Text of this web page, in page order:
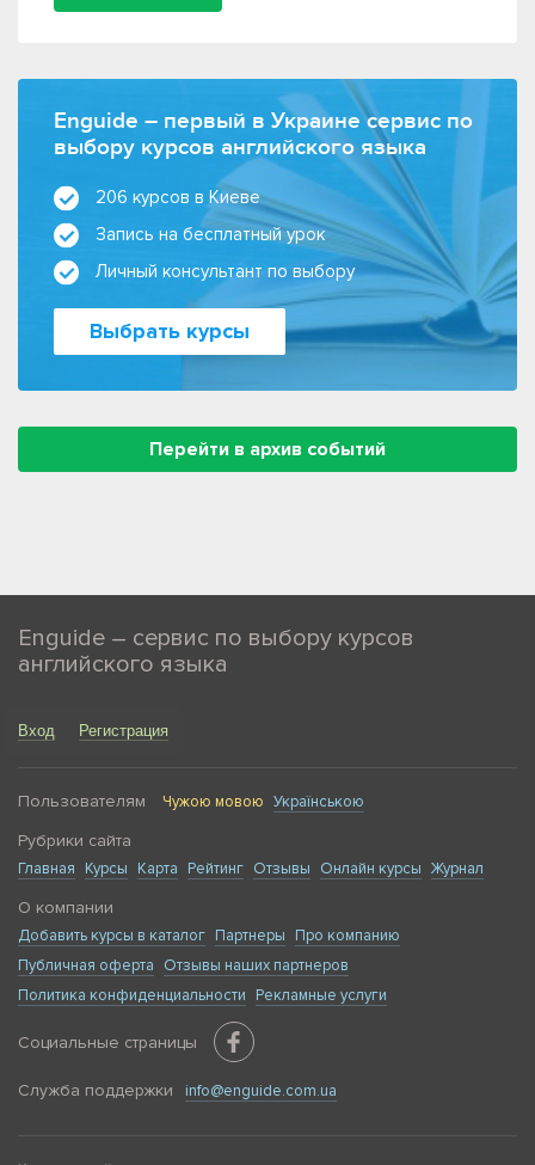
Enguide – первый в Украине сервис по
выбору курсов английского языка
206 курсов в Киеве
Запись на бесплатный урок
Личный консультант по выбору
Выбрать курсы
Перейти в архив событий
Enguide – сервис по выбору курсов
английского языка
Вход Регистрация
Пользователям Чужою мовою Українською
Рубрики сайта
Главная Курсы Карта Рейтинг Отзывы Онлайн курсы Журнал
О компании
Добавить курсы в каталог Партнеры
Про компанию
Публичная оферта
Отзывы наших партнеров
Политика конфиденциальности
Рекламные услуги
Социальные страницы
Служба поддержки info@enguide.com.ua